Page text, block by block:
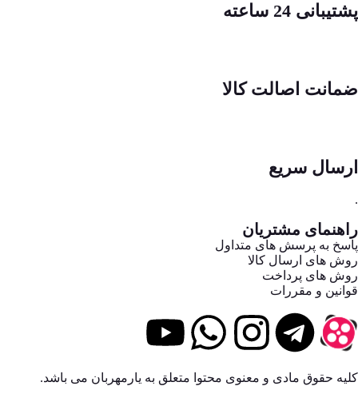
پشتیبانی 24 ساعته
ضمانت اصالت کالا
ارسال سریع
.
راهنمای مشتریان
پاسخ به پرسش های متداول
روش های ارسال کالا
روش های پرداخت
قوانین و مقررات
کلیه حقوق مادی و معنوی محتوا متعلق به یارمهربان می باشد.